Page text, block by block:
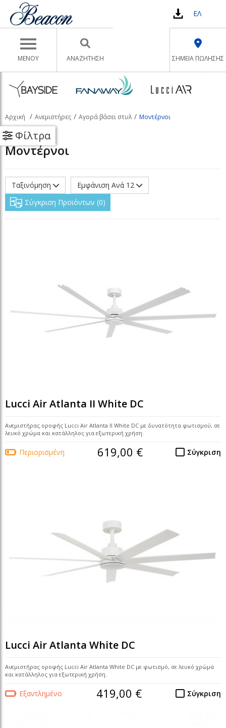
Toggle navigation
ΜΕΝΟΥ
ΕΛ
ΣΗΜΕΙΑ ΠΩΛΗΣΗΣ
ΑΝΑΖΉΤΗΣΗ
Αρχική Ανεμιστήρες Αγορά βάσει στυλ Μοντέρνοι
Φίλτρα
Μοντέρνοι
Ταξινόμηση
Εμφάνιση Ανά 12
Σύγκριση Προϊόντων 0
Lucci Air Atlanta II White DC
Ανεμιστήρας οροφής Lucci Air Atlanta II White DC με δυνατότητα φωτισμού, σε
λευκό χρώμα και κατάλληλος για εξωτερική χρήση.
Περιορισμένη Σύγκριση
619,00 €
Lucci Air Atlanta White DC
Ανεμιστήρας οροφής Lucci Air Atlanta White DC με φωτισμό, σε λευκό χρώμα
και κατάλληλος για εξωτερική χρήση.
Εξαντλημένο Σύγκριση
419,00 €